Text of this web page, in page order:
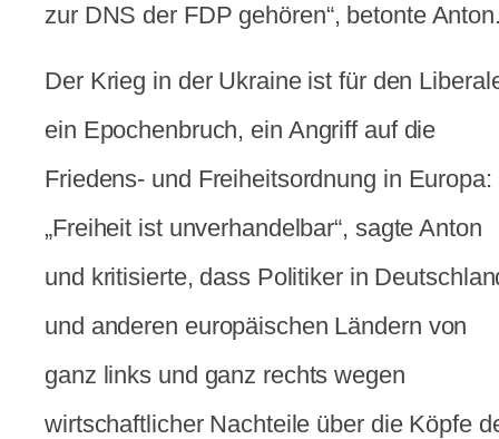
zur DNS der FDP gehören“, betonte
Der Krieg in der Ukraine ist für den
ein Epochenbruch, ein Angriff auf die
Friedens- und Freiheitsordnung in Europa:
„Freiheit ist unverhandelbar“, sagte Anton
und kritisierte, dass Politiker in
und anderen europäischen Ländern von
ganz links und ganz rechts wegen
wirtschaftlicher Nachteile über die Köpfe